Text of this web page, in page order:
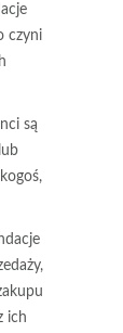
czyni
są
ich